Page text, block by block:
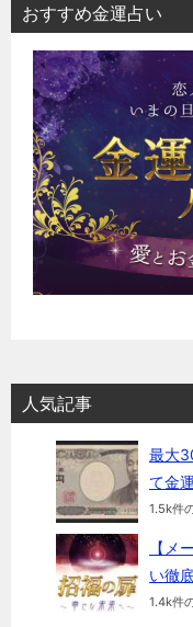
おすすめ金運占い
人気記事
最大
て金
1.5k件
【メ
い徹
1.4k件